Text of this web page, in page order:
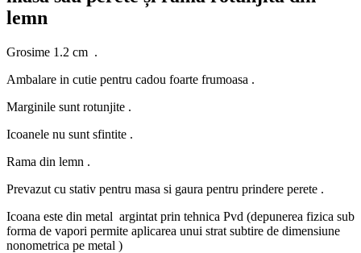
lemn
Grosime 1.2 cm .
Ambalare in cutie pentru cadou foarte frumoasa .
Marginile sunt rotunjite .
Icoanele nu sunt sfintite .
Rama din lemn .
Prevazut cu stativ pentru masa si gaura pentru prindere perete .
Icoana este din metal argintat prin tehnica Pvd (depunerea fizica sub
forma de vapori permite aplicarea unui strat subtire de dimensiune
nonometrica pe metal )